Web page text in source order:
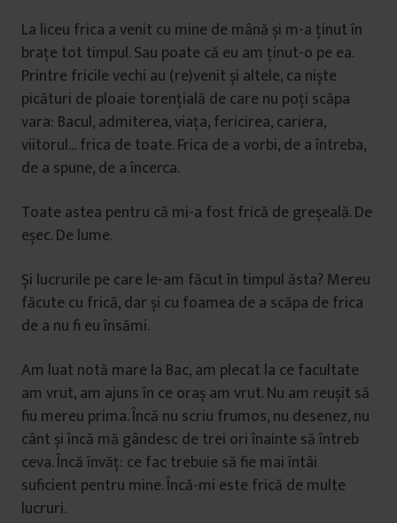
La liceu frica a venit cu mine de mână și m-a ținut în
brațe tot timpul. Sau poate că eu am ținut-o pe ea.
Printre fricile vechi au (re)venit și altele, ca niște
picături de ploaie torențială de care nu poți scăpa
vara: Bacul, admiterea, viața, fericirea, cariera,
viitorul… frica de toate. Frica de a vorbi, de a întreba,
de a spune, de a încerca.
Toate astea pentru că mi-a fost frică de greșeală. De
eșec. De lume.
Și lucrurile pe care le-am făcut în timpul ăsta? Mereu
făcute cu frică, dar și cu foamea de a scăpa de frica
de a nu fi eu însămi.
Am luat notă mare la Bac, am plecat la ce facultate
am vrut, am ajuns în ce oraș am vrut. Nu am reușit să
fiu mereu prima. Încă nu scriu frumos, nu desenez, nu
cânt și încă mă gândesc de trei ori înainte să întreb
ceva. Încă învăț: ce fac trebuie să fie mai întâi
suficient pentru mine. Încă-mi este frică de multe
lucruri.